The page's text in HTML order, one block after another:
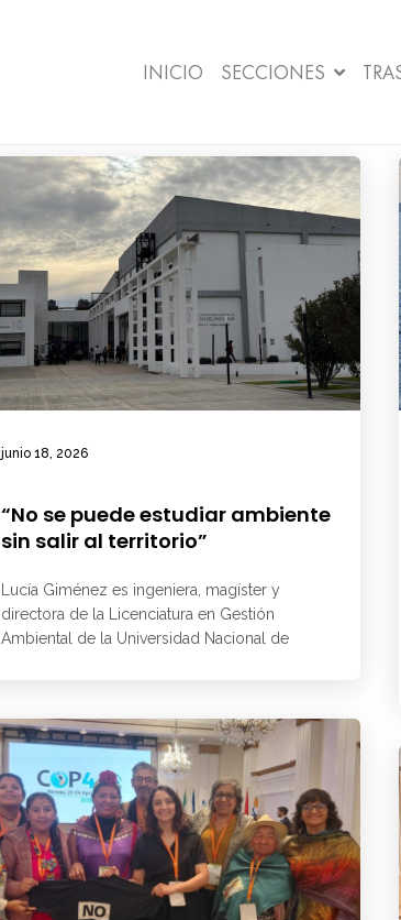
INICIO SECCIONES
junio 18, 2026
“No se puede estudiar ambiente
sin salir al territorio”
Lucía Giménez es ingeniera, magíster y
directora de la Licenciatura en Gestión
Ambiental de la Universidad Nacional de